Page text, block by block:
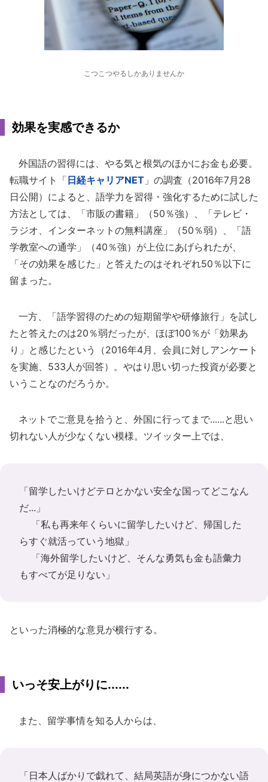
こつこつやるしかありませんか
効果を実感できるか
外国語の習得には、やる気と根気のほかにお金も必要。
転職サイト「 日経キャリアNET 」の調査（2016年7月28
日公開）によると、語学力を習得・強化するために試した
方法としては、「市販の書籍」（50％強）、「テレビ・
ラジオ、インターネットの無料講座」（50％弱）、「語
学教室への通学」（40％強）が上位にあげられたが、
「その効果を感じた」と答えたのはそれぞれ50％以下に
留まった。
一方、「語学習得のための短期留学や研修旅行」を試し
たと答えたのは20％弱だったが、ほぼ100％が「効果あ
り」と感じたという（2016年4月、会員に対しアンケート
を実施、533人が回答）。やはり思い切った投資が必要と
いうことなのだろうか。
ネットでご意見を拾うと、外国に行ってまで......と思い
切れない人が少なくない模様。ツイッター上では、
「留学したいけどテロとかない安全な国ってどこなん
だ...」
「私も再来年くらいに留学したいけど、帰国した
らすぐ就活っていう地獄」
「海外留学したいけど、そんな勇気も金も語彙力
もすべてが足りない」
といった消極的な意見が横行する。
いっそ安上がりに......
また、留学事情を知る人からは、
「日本人ばかりで戯れて、結局英語が身につかない語